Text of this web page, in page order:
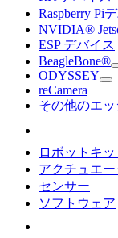
Raspberry Pi
NVIDIA®
ESP デバイス
BeagleBone®
ODYSSEY
reCamera
その他のエ
ロボットキッ
アクチュエー
センサー
ソフトウェア